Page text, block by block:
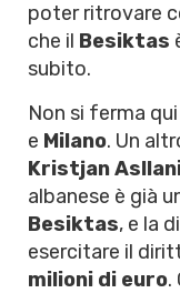
poter ritrovare
che il Besiktas
subito.
Non si ferma
e Milano. Un
Kristjan
albanese è già
Besiktas, e la
esercitare il
milioni di euro.